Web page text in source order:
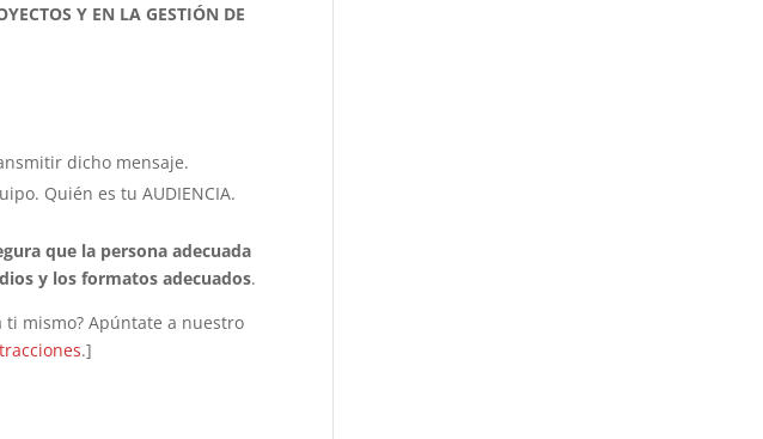
Y EN LA GESTIÓN DE
dicho mensaje.
Quién es tu AUDIENCIA.
que la persona adecuada
y los formatos adecuados.
ti mismo? Apúntate a nuestro
.]